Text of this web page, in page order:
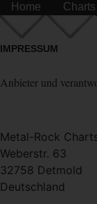
Home Charts
IMPRESSUM
Anbieter und
Metal-Rock
Weberstr. 63
32758 Detmold
Deutschland